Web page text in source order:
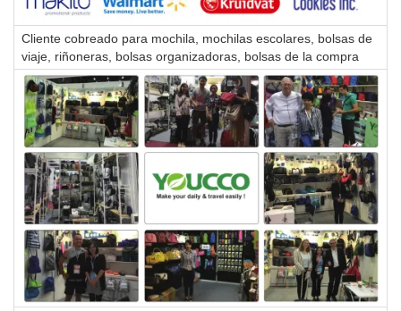
Cliente cobreado para mochila, mochilas escolares, bolsas de
viaje, riñoneras, bolsas organizadoras, bolsas de la compra